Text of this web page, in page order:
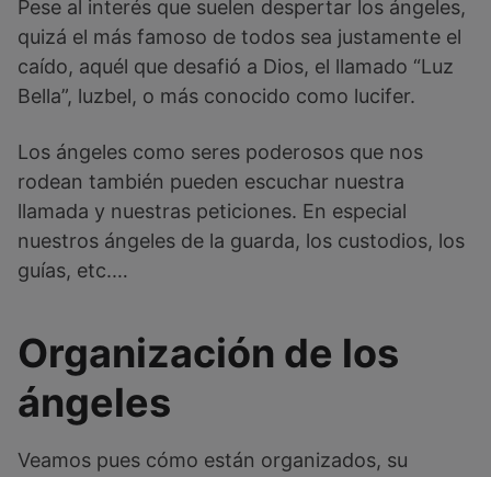
Pese al interés que suelen despertar los ángeles,
quizá el más famoso de todos sea justamente el
caído, aquél que desafió a Dios, el llamado “Luz
Bella”, luzbel, o más conocido como lucifer.
Los ángeles como seres poderosos que nos
rodean también pueden escuchar nuestra
llamada y nuestras peticiones. En especial
nuestros ángeles de la guarda, los custodios, los
guías, etc.…
Organización de los
ángeles
Veamos pues cómo están organizados, su